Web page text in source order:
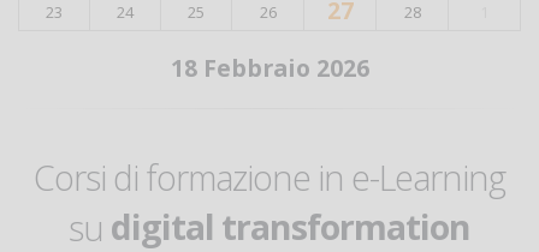
23 24 25 26 27 28
18 Febbraio 2026
Corsi di formazione in e-Learning
su
digital transformation
sicurezza alimentare